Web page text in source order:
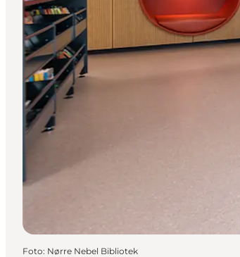
Foto: Nørre Nebel Bibliotek